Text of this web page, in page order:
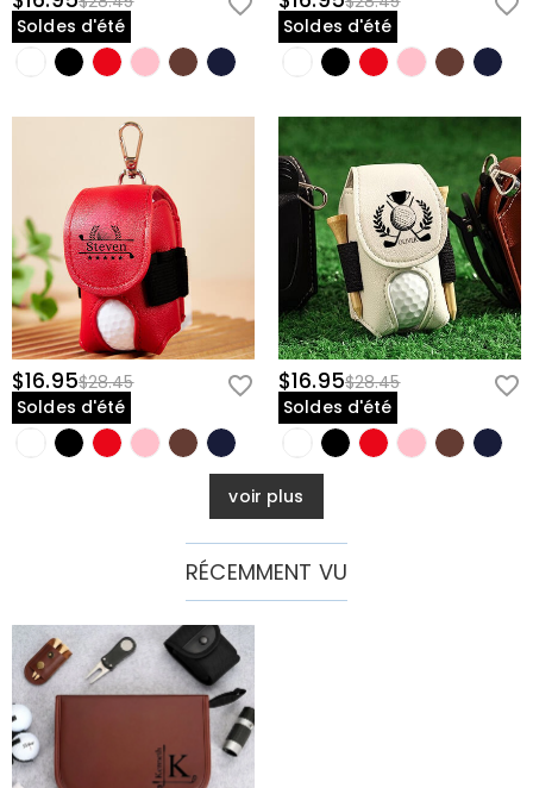
Soldes d'été
Soldes d'été
$16.95$28.45
Soldes d'été
$16.95$28.45
Soldes d'été
voir plus
RÉCEMMENT VU